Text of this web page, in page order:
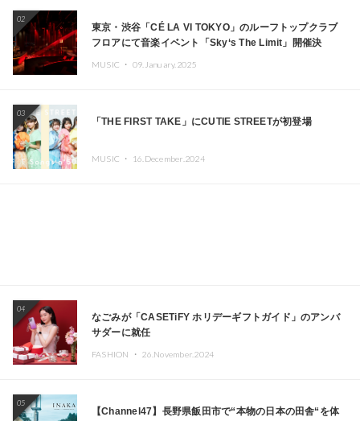
02
東京・渋谷「CÉ LA VI TOKYO」のルーフトップクラブ
フロアにて音楽イベント「Sky‘s The Limit」開催決
Kza（FORCE OF NATURE）ら日本を代表するDJ・クリ
MUSIC ・ 09.January.2025
03
「THE FIRST TAKE」にCUTIE STREETが初登場
MUSIC ・ 16.December.2024
04
なごみが「CASETiFY ホリデーギフトガイド」のアンバ
サダーに就任
FASHION ・ 26.November.2024
05
【Channel47】長野県飯田市で“本物の日本の田舎“を体